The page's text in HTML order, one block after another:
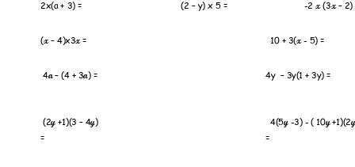
2x(a + 3) = (2 – y) x 5 = -2 x (3x – 2)
(x – 4)x3x = 10 + 3(x - 5) =
4a – (4 + 3a) = 4y – 3y(1 + 3y) =
(2y +1)(3 – 4y) 4(5y -3) - ( 10y +1)(2y
=
=